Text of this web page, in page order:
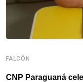
FALCÓN
CNP Paraguaná